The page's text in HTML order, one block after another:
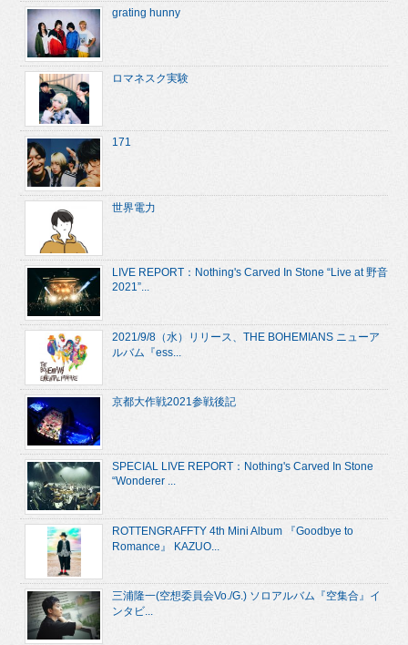
grating hunny
ロマネスク実験
171
世界電力
LIVE REPORT：Nothing's Carved In Stone “Live at 野音
2021”...
2021/9/8（水）リリース、THE BOHEMIANS ニューア
ルバム『ess...
京都大作戦2021参戦後記
SPECIAL LIVE REPORT：Nothing's Carved In Stone
“Wonderer ...
ROTTENGRAFFTY 4th Mini Album 『Goodbye to
Romance』 KAZUO...
三浦隆一(空想委員会Vo./G.) ソロアルバム『空集合』イ
ンタビ...